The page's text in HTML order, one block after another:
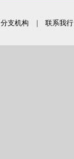
分支机构 联系我行